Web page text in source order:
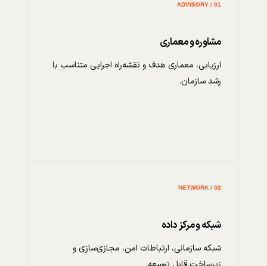
01 / ADVISORY
مشاوره و معماری
ارزیابی، معماری هدف و نقشه‌راه اجرایی متناسب با
رشد سازمان.
02 / NETWORK
شبکه و مرکز داده
شبکه سازمانی، ارتباطات امن، مجازی‌سازی و